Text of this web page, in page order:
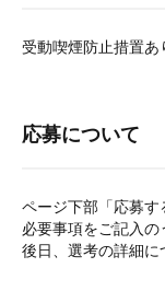
受動喫煙防止措置あ
応募について
ページ下部「応募す
必要事項をご記入の
後日、選考の詳細に